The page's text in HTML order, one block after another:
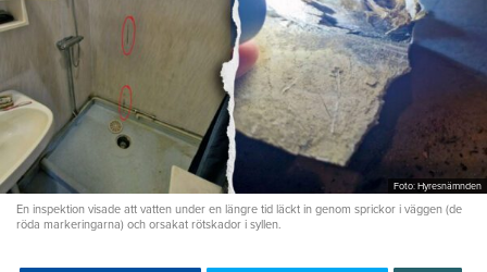
Foto: Hyresnämnden
En inspektion visade att vatten under en längre tid läckt in genom sprickor i väggen (de
röda markeringarna) och orsakat rötskador i syllen.